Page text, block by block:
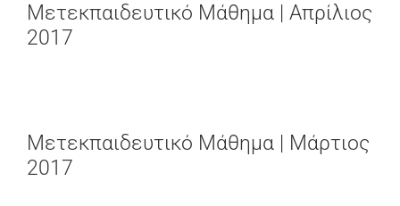
Μετεκπαιδευτικό Μάθημα | Απρίλιος
2017
Μετεκπαιδευτικό Μάθημα | Μάρτιος
2017